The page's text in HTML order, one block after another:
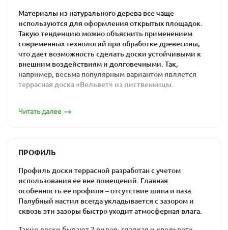
Материалы из натурального дерева все чаще
используются для оформления открытых площадок.
Такую тенденцию можно объяснить применением
современных технологий при обработке древесины,
что дает возможность сделать доски устойчивыми к
внешним воздействиям и долговечными. Так,
например, весьма популярным вариантом является
террасная доска «Вельвет» из лиственницы.
возможность использовать его в строительстве для
Террасная доска из
лиственницы: профиль
«Вельвет»
Такой вид декинга называют также рифленым ввиду
Читать далее
ПРОФИЛЬ
Профиль доски террасной разработан с учетом
использования ее вне помещений. Главная
особенность ее профиля – отсутствие шипа и паза.
Палубный настил всегда укладывается с зазором и
сквозь эти зазоры быстро уходит атмосферная влага.